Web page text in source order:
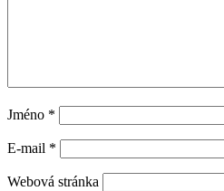
Jméno *
E-mail *
Webová stránka